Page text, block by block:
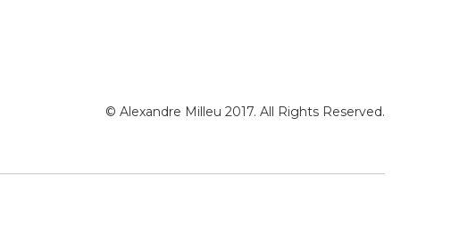
© Alexandre Milleu 2017. All Rights Reserved.